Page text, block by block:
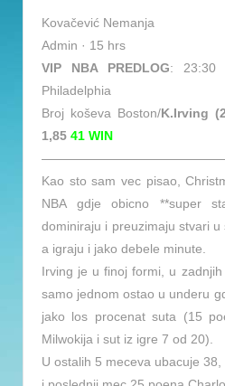
Kovačević Nemanja
Admin · 15 hrs
VIP NBA PREDLOG: 23:30
Philadelphia
Broj koševa Boston/K.Irving
1,85 41 WIN
Kao sto sam vec pisao,
NBA gdje obicno **super
dominiraju i preuzimaju stvari u
a igraju i jako debele minute.
Irving je u finoj formi, u
samo jednom ostao u underu
jako los procenat suta (15
Milwokija i sut iz igre 7 od 20).
U ostalih 5 meceva ubacuje